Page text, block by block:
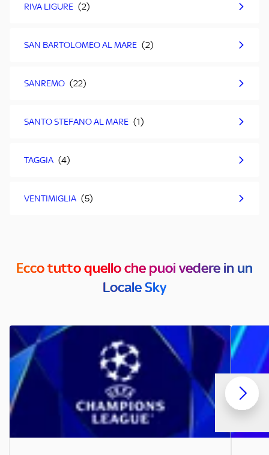
RIVA LIGURE
SAN BARTOLOMEO AL MARE
SANREMO
SANTO STEFANO AL MARE
TAGGIA
VENTIMIGLIA
Ecco tutto quello che puoi vedere in un
Locale Sky